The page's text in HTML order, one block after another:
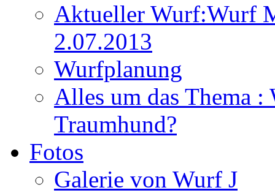
Aktueller Wurf:Wurf
2.07.2013
Wurfplanung
Alles um das Thema
Traumhund?
Fotos
Galerie von Wurf J